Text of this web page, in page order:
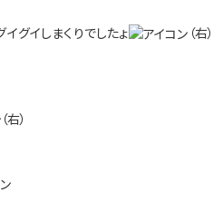
イグイしまくりでしたょ （右）
（右）